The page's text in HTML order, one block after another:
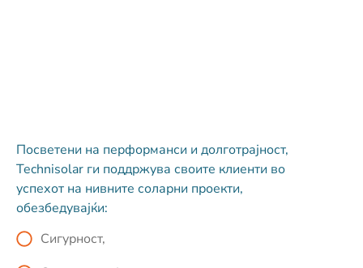
Посветени на перформанси и долготрајност,
Technisolar ги поддржува своите клиенти во
успехот на нивните соларни проекти,
обезбедувајќи:
Сигурност,